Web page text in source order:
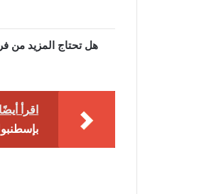
هل تحتاج المزيد من
اقرأ